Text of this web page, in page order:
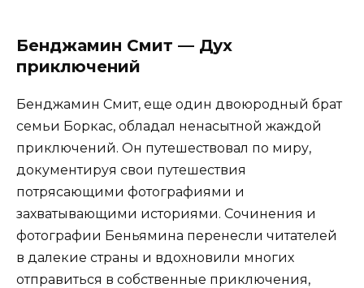
Бенджамин Смит — Дух
приключений
Бенджамин Смит, еще один двоюродный брат
семьи Боркас, обладал ненасытной жаждой
приключений. Он путешествовал по миру,
документируя свои путешествия
потрясающими фотографиями и
захватывающими историями. Сочинения и
фотографии Беньямина перенесли читателей
в далекие страны и вдохновили многих
отправиться в собственные приключения,